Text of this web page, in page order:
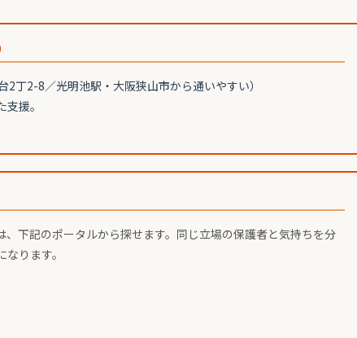
2丁2-8／光明池駅・大阪狭山市から通いやすい）
援。
下記のポータルから探せます。同じ立場の保護者と気持ちを分
ります。